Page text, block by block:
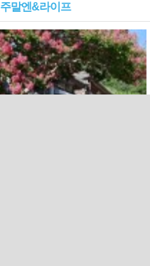
주말엔&라이프